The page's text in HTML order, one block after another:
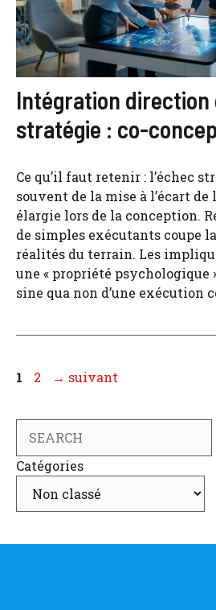
Intégration direction
stratégie : co-
Ce qu’il faut retenir : l’échec
souvent de la mise à l’écart
élargie lors de la conception.
de simples exécutants coupe
réalités du terrain. Les
une « propriété psychologique
sine qua non d’une exécution
Page
1 Page
2 → suivant
Catégories